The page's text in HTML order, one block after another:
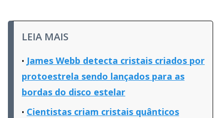
LEIA MAIS
James Webb detecta cristais criados por
protoestrela sendo lançados para as
bordas do disco estelar
Cientistas criam cristais quânticos